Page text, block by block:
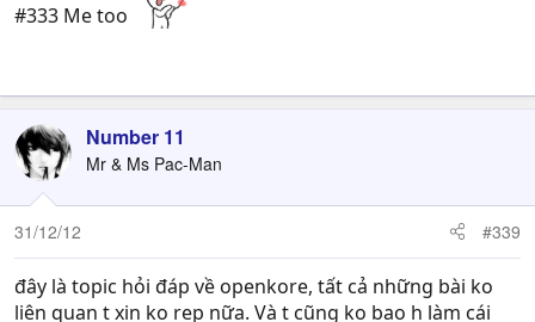
#333 Me too
Number 11
Mr & Ms Pac-Man
31/12/12 #339
đây là topic hỏi đáp về openkore, tất cả những bài ko
liên quan t xin ko rep nữa. Và t cũng ko bao h làm cái